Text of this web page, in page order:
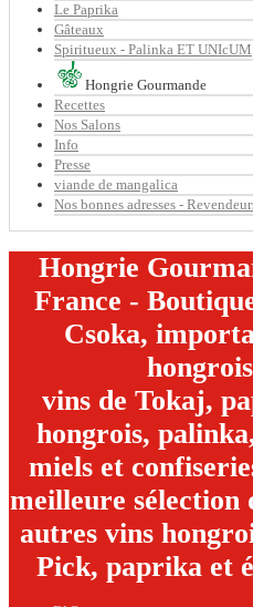
Le Paprika
Gâteaux
Spiritueux - Palinka ET UNIcUM
Hongrie Gourmande
Recettes
Nos Salons
Info
Presse
viande de mangalica
Nos bonnes adresses -
Hongrie
France -
Csoka,
vins de Tokaj,
hongrois,
miels et
meilleure sélection
autres vins
Pick, paprika et